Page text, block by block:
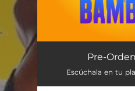
Los Mares De Tu
Pre-
Escúchala en tu